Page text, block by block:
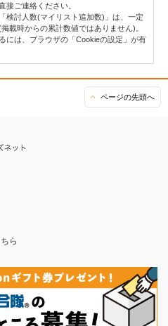
接ご連絡ください。
検討人数(マイリスト追加数)」は、一定
載時からの累計数値ではありません)。
には、ブラウザの「Cookieの設定」が有
ページの先頭へ
ら